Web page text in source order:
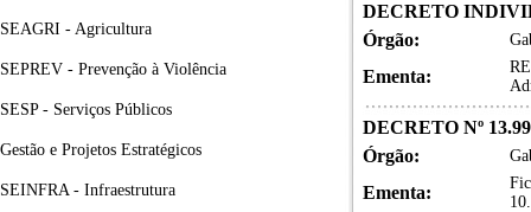
SEAGRI - Agricultura
SEPREV - Prevenção à Violência
SESP - Serviços Públicos
Gestão e Projetos Estratégicos
SEINFRA - Infraestrutura
DECRETO
Órgão:
Ementa:
DECRETO Nº
Órgão:
Ementa: